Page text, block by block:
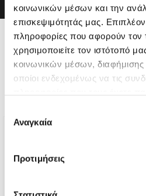
κοινωνικών μέσων και την
επισκεψιμότητάς μας.
πληροφορίες που αφορούν τον
χρησιμοποιείτε τον ιστότοπό
κοινωνικών μέσων,
οποίοι ενδεχομένως να τις
των υπηρεσιών τους.
συγκατάθεσης
Αναγκαία
Προτιμήσεις
Η συσκευή σου
χρειάζεται